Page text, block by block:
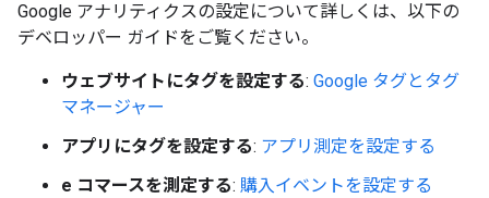
Google アナリティクスの設定について詳しくは、以下の
デベロッパー ガイドをご覧ください。
ウェブサイトにタグを設定する: Google タグとタグ
マネージャー
アプリにタグを設定する: アプリ測定を設定する
e コマースを測定する: 購入イベントを設定する